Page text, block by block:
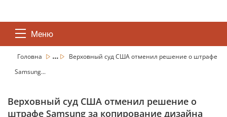
Меню
Головна ...
Верховный суд США отменил решение о штрафе
Samsung...
Верховный суд США отменил решение о
штрафе Samsung за копирование дизайна